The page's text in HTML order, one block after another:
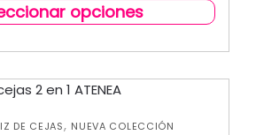
opciones
DE CEJAS, NUEVA COLECCIÓN